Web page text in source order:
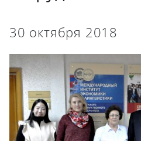
30 октября 2018